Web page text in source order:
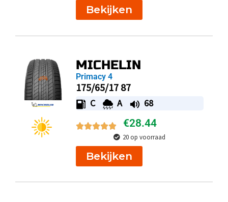
Bekijken
MICHELIN
Primacy 4
175/65/17 87
C A 68
€28.44
20 op voorraad
Bekijken